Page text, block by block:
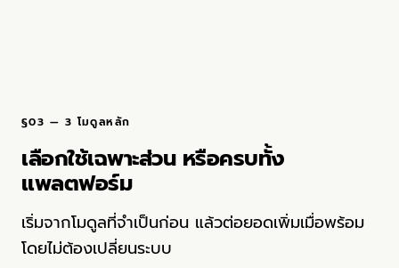
§03 — 3 โมดูลหลัก
เลือกใช้เฉพาะส่วน หรือครบทั้ง
แพลตฟอร์ม
เริ่มจากโมดูลที่จำเป็นก่อน แล้วต่อยอดเพิ่มเมื่อพร้อม
โดยไม่ต้องเปลี่ยนระบบ